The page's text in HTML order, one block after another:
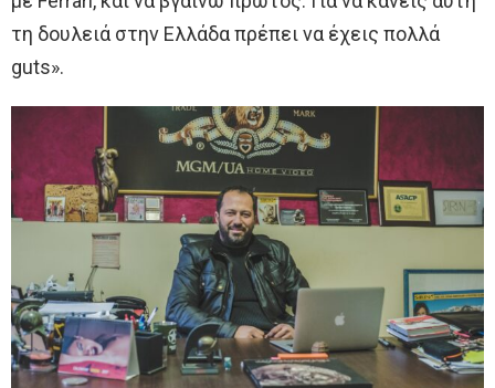
τη δουλειά στην Ελλάδα πρέπει να έχεις πολλά
guts».